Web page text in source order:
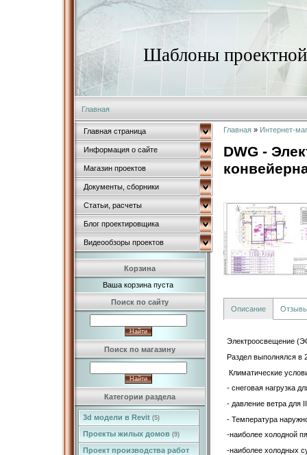
Шаблоны
Главная
Главная страница
Информация о сайте
Магазин проектов
Документы, сборники
Статьи, расчеты
Блог проектировщика
Видеообзоры проектов
Корзина
Ваша корзина пуста
Поиск по сайту
Поиск по магазину
Категории раздела
3d модели в Revit (5)
Проекты жилых домов (9)
Проект производства работ
Главная » Интернет-
DWG -
Описание
Электроосвещение
Раздел выполнялся в
Климатические
- снеговая нагрузка
- давление ветра для
- Температура
-наиболее холодной
-наиболее